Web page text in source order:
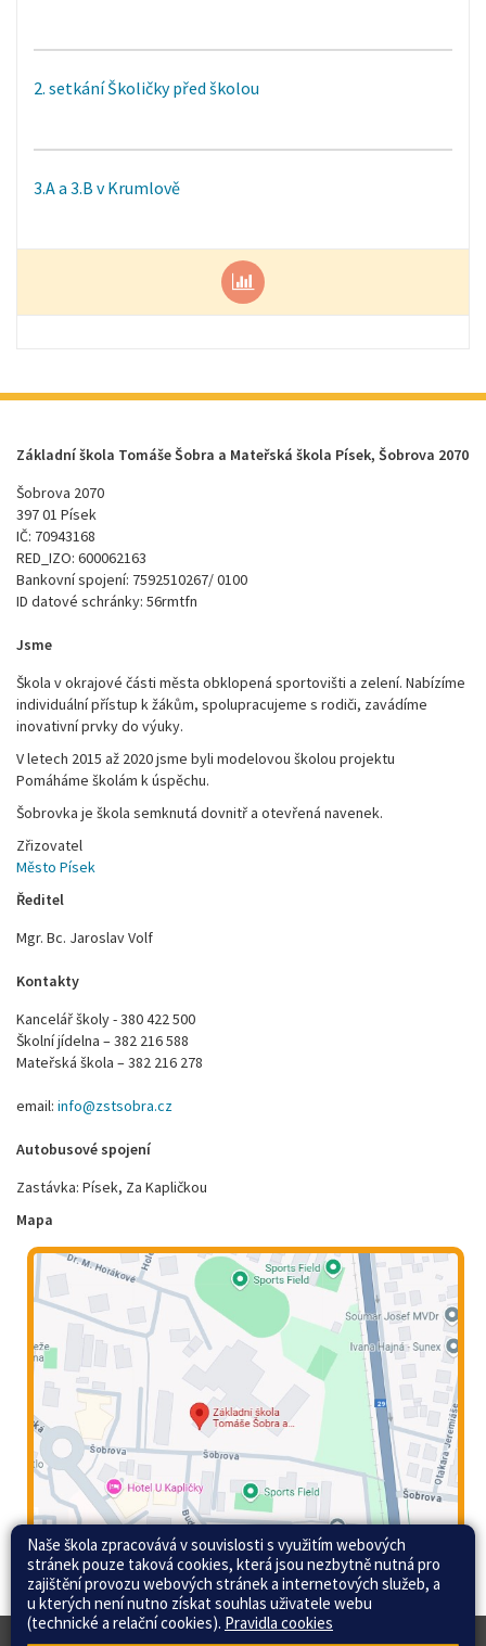
2. setkání Školičky před školou
3.A a 3.B v Krumlově
Základní škola Tomáše Šobra a Mateřská škola Písek, Šobrova 2070
Šobrova 2070
397 01 Písek
IČ: 70943168
RED_IZO: 600062163
Bankovní spojení: 7592510267/ 0100
ID datové schránky: 56rmtfn
Jsme
Škola v okrajové části města obklopená sportovišti a zelení. Nabízíme
individuální přístup k žákům, spolupracujeme s rodiči, zavádíme
inovativní prvky do výuky.
V letech 2015 až 2020 jsme byli modelovou školou projektu
Pomáháme školám k úspěchu.
Šobrovka je škola semknutá dovnitř a otevřená navenek.
Zřizovatel
Město Písek
Ředitel
Mgr. Bc. Jaroslav Volf
Kontakty
Kancelář školy - 380 422 500
Školní jídelna – 382 216 588
Mateřská škola – 382 216 278
email: info@zstsobra.cz
Autobusové spojení
Zastávka: Písek, Za Kapličkou
Mapa
Naše škola zpracovává v souvislosti s využitím webových
stránek pouze taková cookies, která jsou nezbytně nutná pro
zajištění provozu webových stránek a internetových služeb, a
u kterých není nutno získat souhlas uživatele webu
(technické a relační cookies). Pravidla cookies